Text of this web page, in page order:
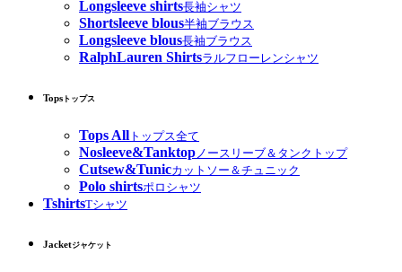
Longsleeve shirts長袖シャツ
Shortsleeve blous半袖ブラウス
Longsleeve blous長袖ブラウス
RalphLauren Shirtsラルフローレンシャツ
Tops トップス
Tops All トップス全て
Nosleeve&Tanktop ノースリーブ＆タンクトップ
Cutsew&Tunicカットソー＆チュニック
Polo shirtsポロシャツ
TshirtsTシャツ
Jacketジャケット